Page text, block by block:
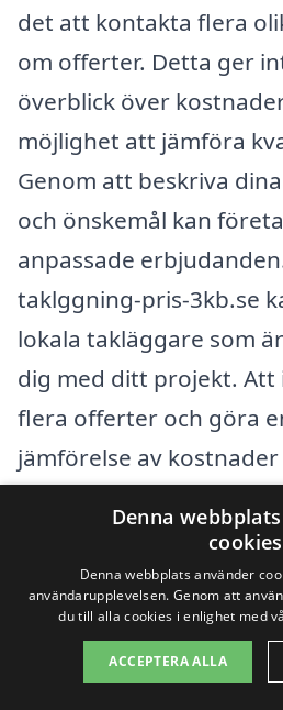
det att kontakta flera
om offerter. Detta ger
överblick över
möjlighet att jämföra
Genom att beskriva
och önskemål kan
anpassade
taklggning-pris-3kb.se
lokala takläggare som
dig med ditt projekt.
flera offerter och göra
jämförelse av
får bästa möjliga
takläggning i Husum.
Få 3 erbjudanden,
Denna
cookies
Denna webbplats använder
användarupplevelsen. Genom att
du till alla cookies i enlighet med
ACCEPTERA ALLA